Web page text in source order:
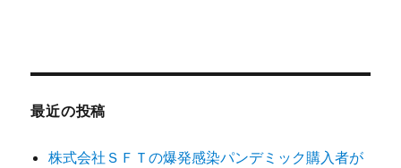
最近の投稿
株式会社ＳＦＴの爆発感染パンデミック購入者が